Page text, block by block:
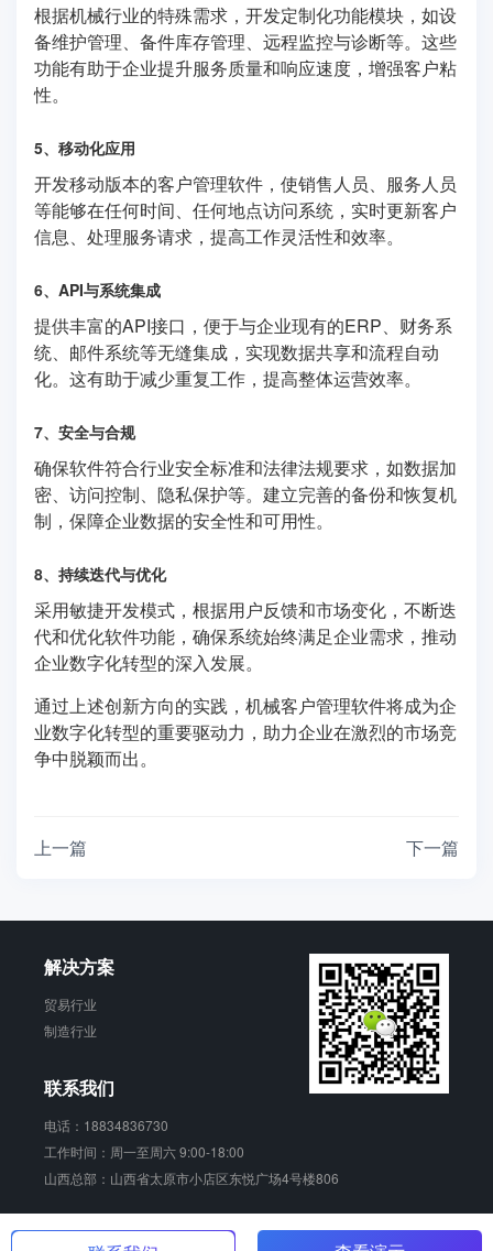
根据机械行业的特殊需求，开发定制化功能模块，如设
备维护管理、备件库存管理、远程监控与诊断等。这些
功能有助于企业提升服务质量和响应速度，增强客户粘
性。
5、移动化应用
开发移动版本的客户管理软件，使销售人员、服务人员
等能够在任何时间、任何地点访问系统，实时更新客户
信息、处理服务请求，提高工作灵活性和效率。
6、API与系统集成
提供丰富的API接口，便于与企业现有的ERP、财务系
统、邮件系统等无缝集成，实现数据共享和流程自动
化。这有助于减少重复工作，提高整体运营效率。
7、安全与合规
确保软件符合行业安全标准和法律法规要求，如数据加
密、访问控制、隐私保护等。建立完善的备份和恢复机
制，保障企业数据的安全性和可用性。
8、持续迭代与优化
采用敏捷开发模式，根据用户反馈和市场变化，不断迭
代和优化软件功能，确保系统始终满足企业需求，推动
企业数字化转型的深入发展。
通过上述创新方向的实践，机械客户管理软件将成为企
业数字化转型的重要驱动力，助力企业在激烈的市场竞
争中脱颖而出。
上一篇 下一篇
解决方案
贸易行业
制造行业
联系我们
电话：18834836730
工作时间：周一至周六 9:00-18:00
山西总部：山西省太原市小店区东悦广场4号楼806
销动云 版权所有